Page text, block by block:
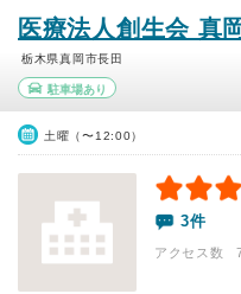
医療法人創生会 真
栃木県真岡市長田
駐車場あり
土曜（〜12:00）
3件
アクセス数